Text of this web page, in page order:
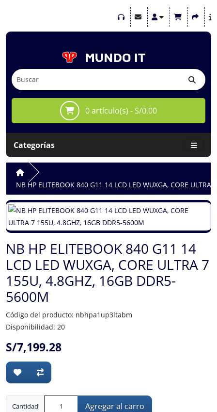
0 artículo(s) - S/0.00
Categorías
NB HP ELITEBOOK 840 G11 14 LCD LED WUXGA, CORE
NB HP ELITEBOOK 840 G11 14
LCD LED WUXGA, CORE ULTRA 7
155U, 4.8GHZ, 16GB DDR5-
5600M
Código del producto: nbhpa1up3ltabm
Disponibilidad: 20
S/7,199.28
Cantidad Agregar al carro